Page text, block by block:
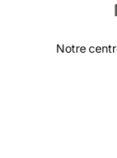
Notre